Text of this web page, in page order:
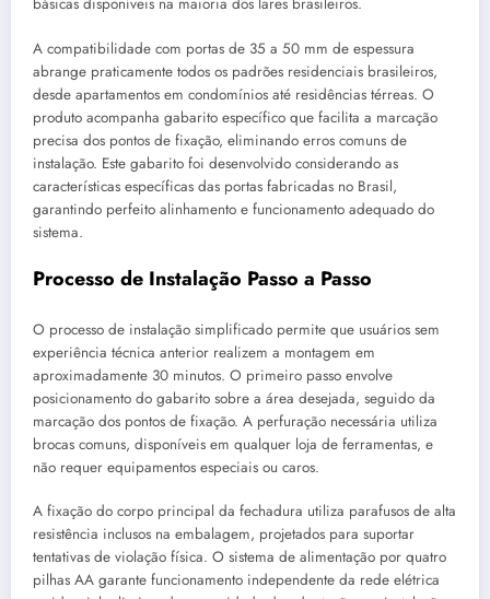
básicas disponíveis na maioria dos lares brasileiros.
A compatibilidade com portas de 35 a 50 mm de espessura
abrange praticamente todos os padrões residenciais brasileiros,
desde apartamentos em condomínios até residências térreas. O
produto acompanha gabarito específico que facilita a marcação
precisa dos pontos de fixação, eliminando erros comuns de
instalação. Este gabarito foi desenvolvido considerando as
características específicas das portas fabricadas no Brasil,
garantindo perfeito alinhamento e funcionamento adequado do
sistema.
Processo de Instalação Passo a Passo
O processo de instalação simplificado permite que usuários sem
experiência técnica anterior realizem a montagem em
aproximadamente 30 minutos. O primeiro passo envolve
posicionamento do gabarito sobre a área desejada, seguido da
marcação dos pontos de fixação. A perfuração necessária utiliza
brocas comuns, disponíveis em qualquer loja de ferramentas, e
não requer equipamentos especiais ou caros.
A fixação do corpo principal da fechadura utiliza parafusos de alta
resistência inclusos na embalagem, projetados para suportar
tentativas de violação física. O sistema de alimentação por quatro
pilhas AA garante funcionamento independente da rede elétrica